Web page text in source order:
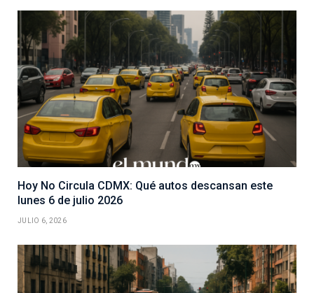
Hoy No Circula CDMX: Qué autos descansan este
lunes 6 de julio 2026
JULIO 6, 2026